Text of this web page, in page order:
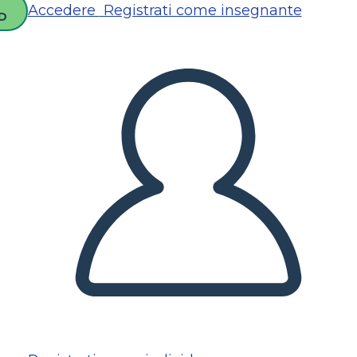
Accedere Registrati come insegnante